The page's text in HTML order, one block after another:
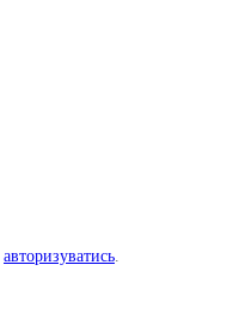
авторизуватись